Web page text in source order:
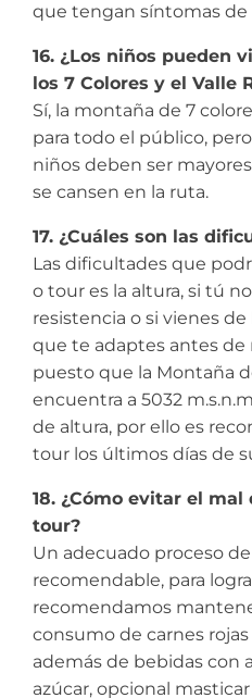
que tengan síntomas de
16. ¿Los niños pueden
los 7 Colores y el Valle
Sí, la montaña de 7
para todo el público,
niños deben ser
se cansen en la ruta.
17. ¿Cuáles son las
Las dificultades que
o tour es la altura, si tú
resistencia o si vienes
que te adaptes antes de
puesto que la Montaña
encuentra a 5032
de altura, por ello es
tour los últimos días de
18. ¿Cómo evitar el
tour?
Un adecuado proceso
recomendable, para
recomendamos
consumo de carnes
además de bebidas con
azúcar, opcional